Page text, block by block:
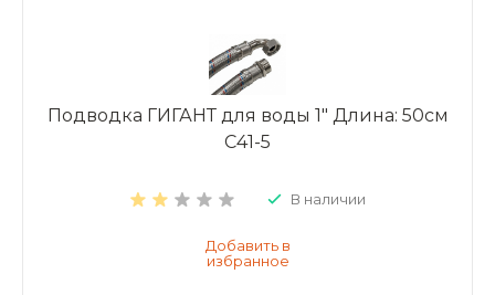
Подводка ГИГАНТ для воды 1" Длина: 50см
C41-5
В наличии